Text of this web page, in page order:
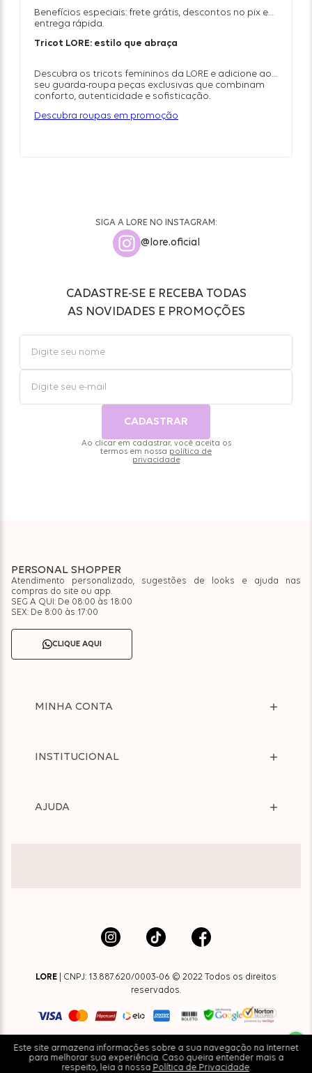
Este site armazena informações sobre a sua navegação na Internet
para melhorar sua experiência. Caso queira entender mais a
respeito, leia a nossa Política de Privacidade.
Benefícios especiais: frete grátis, descontos no pix e
entrega rápida.
Tricot LORE: estilo que abraça
Descubra os tricots femininos da LORE e adicione ao
seu guarda-roupa peças exclusivas que combinam
conforto, autenticidade e sofisticação.
Descubra roupas em promoção
SIGA A LORE NO INSTAGRAM:
@lore.oficial
CADASTRE-SE E RECEBA TODAS
AS NOVIDADES E PROMOÇÕES
CADASTRAR
Ao clicar em cadastrar, você aceita os
termos em nossa política de
privacidade
PERSONAL SHOPPER
Atendimento personalizado, sugestões de looks e ajuda nas
compras do site ou app.
SEG A QUI: De 08:00 às 18:00
SEX: De 8:00 às 17:00
CLIQUE AQUI
MINHA CONTA
INSTITUCIONAL
AJUDA
LORE | CNPJ: 13.887.620/0003-06 © 2022 Todos os direitos
reservados.